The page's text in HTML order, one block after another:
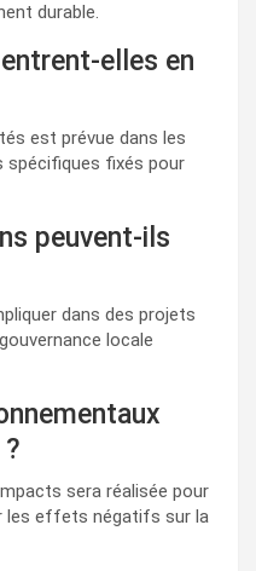
durable.
elles en
est prévue dans les
spécifiques fixés pour
peuvent-ils
dans des projets
locale
sera réalisée pour
les effets négatifs sur la